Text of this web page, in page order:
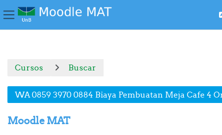
Cursos Buscar
WA 0859 3970 0884 Biaya Pembuatan Meja Cafe 4
Moodle MAT